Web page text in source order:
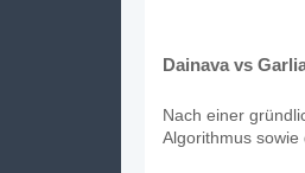
Dainava vs
Nach einer
Algorithmus